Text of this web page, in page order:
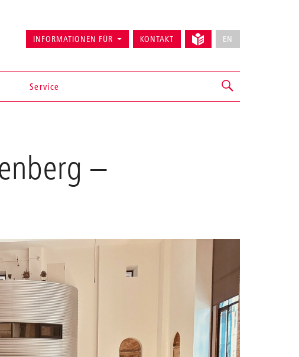
Service
INFORMATIONEN FÜR KONTAKT EN
–